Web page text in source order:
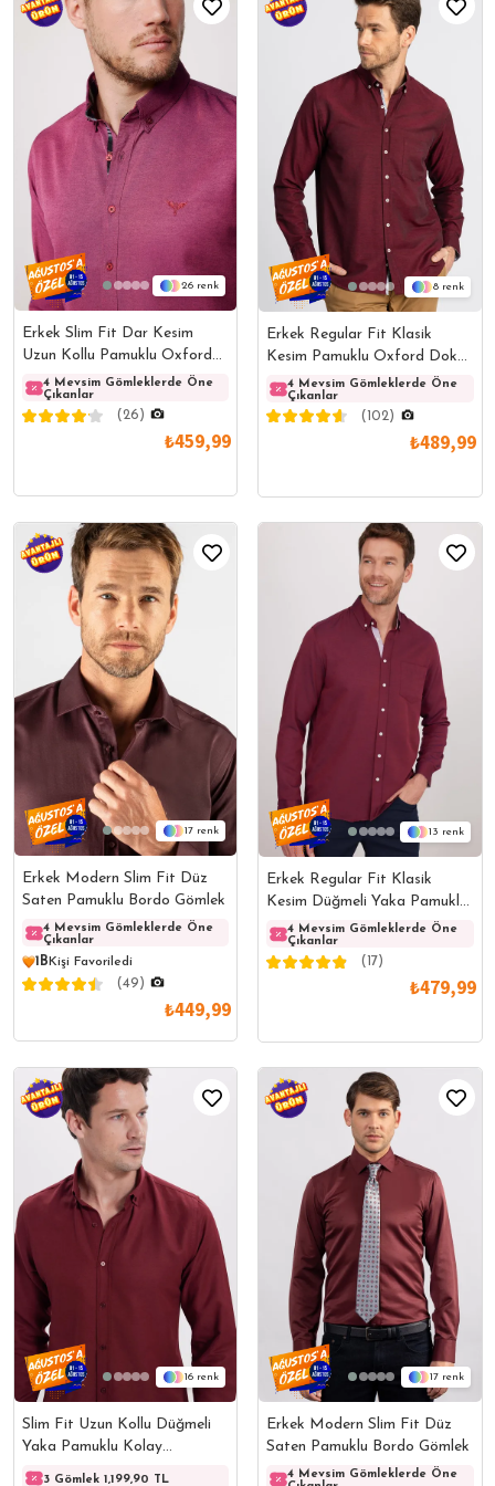
26
Erkek Slim Fit Dar Kesim
Uzun Kollu Pamuklu Oxford
Doku Kolay Ütülenebilir
Bordo Düğmeli Yaka Gömlek
4 Mevsim Gömleklerde Öne
Çıkanlar
4 Mevsim Gömleklerde Öne
Çıkanlar
4
(26)
₺459,99
8
Erkek Regular Fit Klasik
Kesim Pamuklu Oxford Doku
Tek Cepli Bordo Düğmeli
Yaka Gömlek
4 Mevsim Gömleklerde Öne
Çıkanlar
(102)
₺489,99
17
Erkek Modern Slim Fit Düz
Saten Pamuklu Bordo Gömlek
4 Mevsim Gömleklerde Öne
Çıkanlar
4 Mevsim Gömleklerde Öne
Çıkanlar
4
1B Kişi Favoriledi
(49)
₺449,99
13
Erkek Regular Fit Klasik
Kesim Düğmeli Yaka Pamuklu
Kolay Ütülenebilir Oxford
Düz Gömlek
4 Mevsim Gömleklerde Öne
Çıkanlar
(17)
₺479,99
16
Slim Fit Uzun Kollu Düğmeli
Yaka Pamuklu Kolay
Ütülenebilir Düz Erkek Gömlek
3 Gömlek 1,199,90 TL 3 Gömlek 1,199,90 TL
17
Erkek Modern Slim Fit Düz
Saten Pamuklu Bordo Gömlek
4 Mevsim Gömleklerde Öne